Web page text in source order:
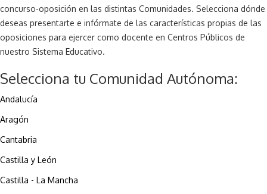
concurso-oposición en las distintas Comunidades. Selecciona dónde
deseas presentarte e infórmate de las características propias de las
oposiciones para ejercer como docente en Centros Públicos de
nuestro Sistema Educativo.
Selecciona tu Comunidad Autónoma:
Andalucía
Aragón
Cantabria
Castilla y León
Castilla - La Mancha